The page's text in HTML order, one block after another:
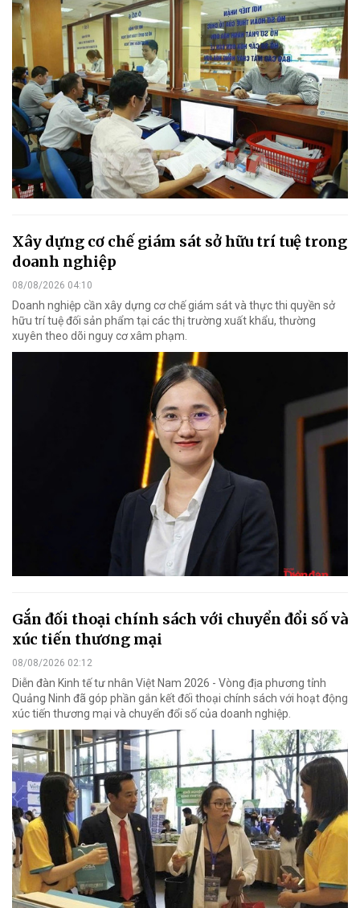
Xây dựng cơ chế giám sát sở hữu trí tuệ trong
doanh nghiệp
08/08/2026 04:10
Doanh nghiệp cần xây dựng cơ chế giám sát và thực thi quyền sở
hữu trí tuệ đối sản phẩm tại các thị trường xuất khẩu, thường
xuyên theo dõi nguy cơ xâm phạm.
Gắn đối thoại chính sách với chuyển đổi số và
xúc tiến thương mại
08/08/2026 02:12
Diễn đàn Kinh tế tư nhân Việt Nam 2026 - Vòng địa phương tỉnh
Quảng Ninh đã góp phần gắn kết đối thoại chính sách với hoạt động
xúc tiến thương mại và chuyển đổi số của doanh nghiệp.